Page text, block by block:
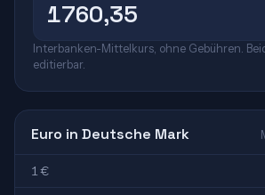
Interbanken-Mittelkurs, ohne Gebühren.
editierbar.
Euro in Deutsche Mark
1 €